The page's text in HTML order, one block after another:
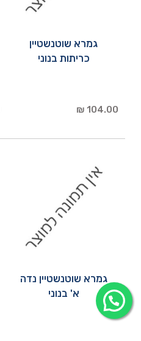
גמרא שוטנשטיין
כריתות בנוני
104.00 ₪
גמרא שוטנשטיין נדה
א' בנוני